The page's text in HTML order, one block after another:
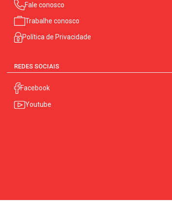
Fale conosco
Trabalhe conosco
Política de Privacidade
REDES SOCIAIS
Facebook
Youtube